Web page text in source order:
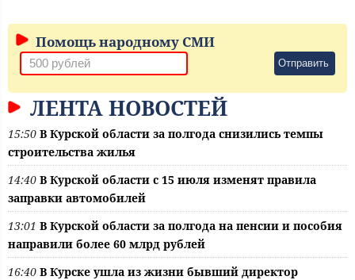
Помощь народному СМИ
Отправить
ЛЕНТА НОВОСТЕЙ
15:50 В Курской области за полгода снизились темпы
строительства жилья
14:40 В Курской области с 15 июля изменят правила
заправки автомобилей
13:01 В Курской области за полгода на пенсии и пособия
направили более 60 млрд рублей
16:40 В Курске ушла из жизни бывший директор